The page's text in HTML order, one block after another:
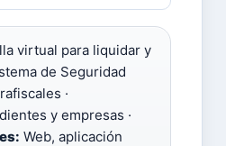
virtual para liquidar y
de Seguridad
·
y empresas ·
Web, aplicación